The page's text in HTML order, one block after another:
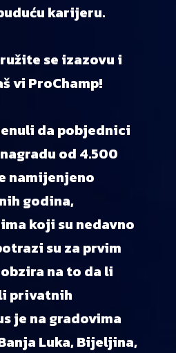
karijeru.
se izazovu i
vi ProChamp!
da pobjednici
od 4.500
namijenjeno
godina,
koji su nedavno
su za prvim
na to da li
privatnih
je na gradovima
Luka, Bijeljina,